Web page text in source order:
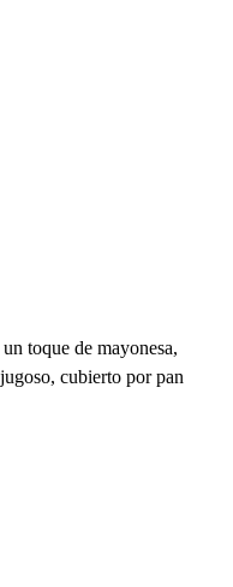
toque de mayonesa,
cubierto por pan